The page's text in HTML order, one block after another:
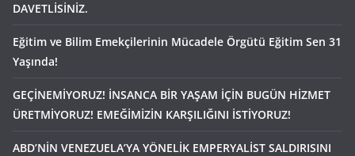
DAVETLİSİNİZ.
Eğitim ve Bilim Emekçilerinin Mücadele Örgütü Eğitim Sen 31
Yaşında!
GEÇİNEMİYORUZ! İNSANCA BİR YAŞAM İÇİN BUGÜN HİZMET
ÜRETMİYORUZ! EMEĞİMİZİN KARŞILIĞINI İSTİYORUZ!
ABD’NİN VENEZUELA’YA YÖNELİK EMPERYALİST SALDIRISINI